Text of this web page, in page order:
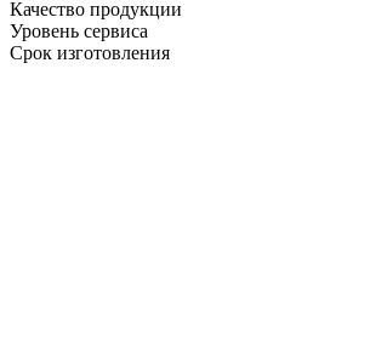
Качество продукции
Уровень сервиса
Срок изготовления